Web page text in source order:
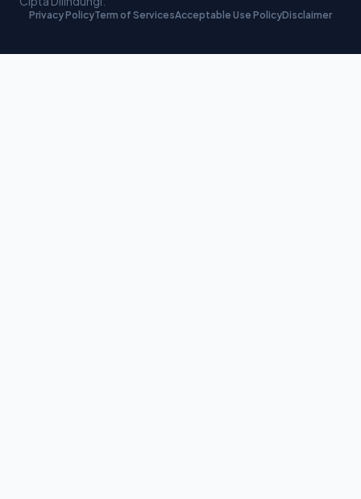
Privacy PolicyTerm of ServicesAcceptable Use PolicyDisclaimer